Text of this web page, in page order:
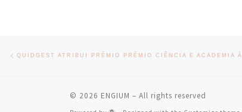
Post navigation
© 2026 ENGIUM – All rights reserved